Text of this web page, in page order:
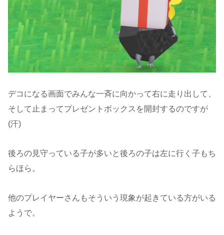
デコになる画面でみんな一斉に向かって右に走り出して、
そして止まってプレゼントボックスを開封するのですが
(汗)
後ろの見守っている子が多いと後ろの子は左に行く子もち
らほら。
他のプレイヤーさんもそういう現象が起きている方がいる
ようで。